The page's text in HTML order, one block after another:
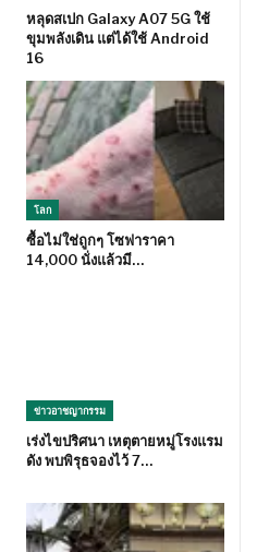
หลุดสเปก Galaxy A07 5G ใช้
ขุมพลังเดิน แต่ได้ใช้ Android
16
โลก
ซื้อไม่ใช่ถูกๆ โซฟาราคา
14,000 นั่งแล้วมี…
ข่าวอาชญากรรม
เร่งไขปริศนา เหตุตายหมู่โรงแรม
ดัง พบพิรุธจองไว้ 7…